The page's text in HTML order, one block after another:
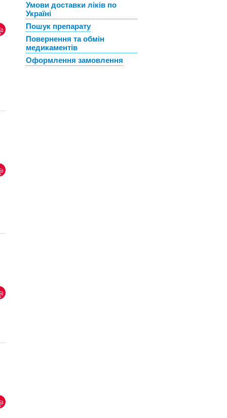
Умови доставки ліків по
Україні
Пошук препарату
Повернення та обмін
медикаментів
Оформлення замовлення